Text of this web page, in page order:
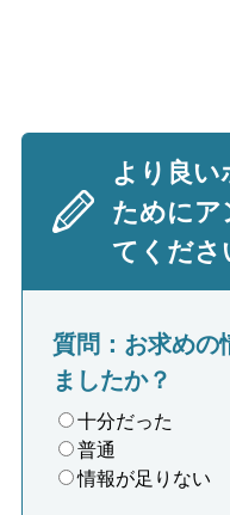
より良い
ためにア
てくださ
質問：お求めの
ましたか？
十分だった
普通
情報が足りない